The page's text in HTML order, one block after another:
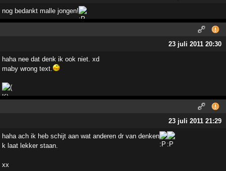
nog bedankt malle jongen!
23 juli 2011 20:30
haha nee dat denk ik ook niet. xd
maby wrong text.
23 juli 2011 21:29
haha ach ik heb schijt aan wat anderen dr van denken
k laat lekker staan.
xx